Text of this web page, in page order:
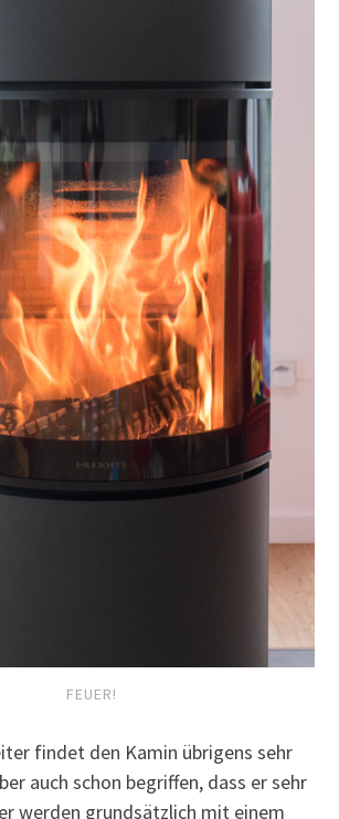
FEUER!
findet den Kamin übrigens sehr
auch schon begriffen, dass er sehr
werden grundsätzlich mit einem